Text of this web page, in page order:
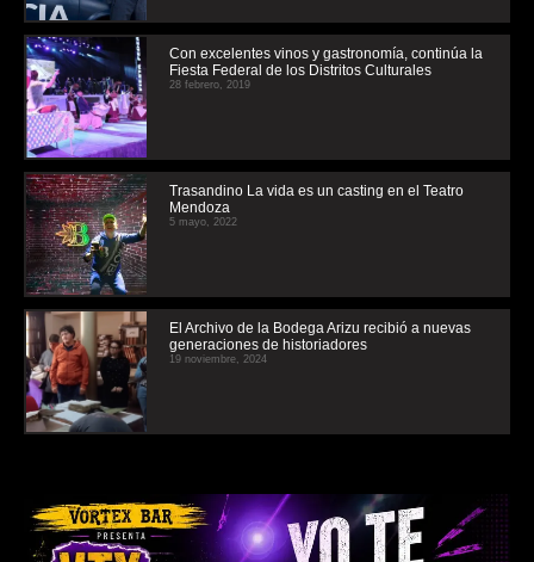
Con excelentes vinos y gastronomía, continúa la
Fiesta Federal de los Distritos Culturales
28 febrero, 2019
Trasandino La vida es un casting en el Teatro
Mendoza
5 mayo, 2022
El Archivo de la Bodega Arizu recibió a nuevas
generaciones de historiadores
19 noviembre, 2024